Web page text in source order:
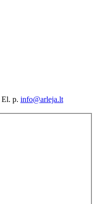
El. p. info@arleja.lt